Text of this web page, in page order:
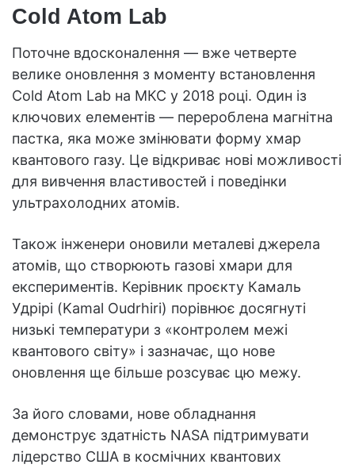
Cold Atom Lab
Поточне вдосконалення — вже четверте
велике оновлення з моменту встановлення
Cold Atom Lab на МКС у 2018 році. Один із
ключових елементів — перероблена магнітна
пастка, яка може змінювати форму хмар
квантового газу. Це відкриває нові можливості
для вивчення властивостей і поведінки
ультрахолодних атомів.
Також інженери оновили металеві джерела
атомів, що створюють газові хмари для
експериментів. Керівник проєкту Камаль
Удрірі (Kamal Oudrhiri) порівнює досягнуті
низькі температури з «контролем межі
квантового світу» і зазначає, що нове
оновлення ще більше розсуває цю межу.
За його словами, нове обладнання
демонструє здатність NASA підтримувати
лідерство США в космічних квантових